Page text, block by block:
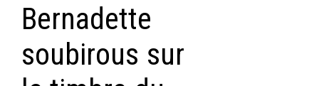
Bernadette
soubirous sur